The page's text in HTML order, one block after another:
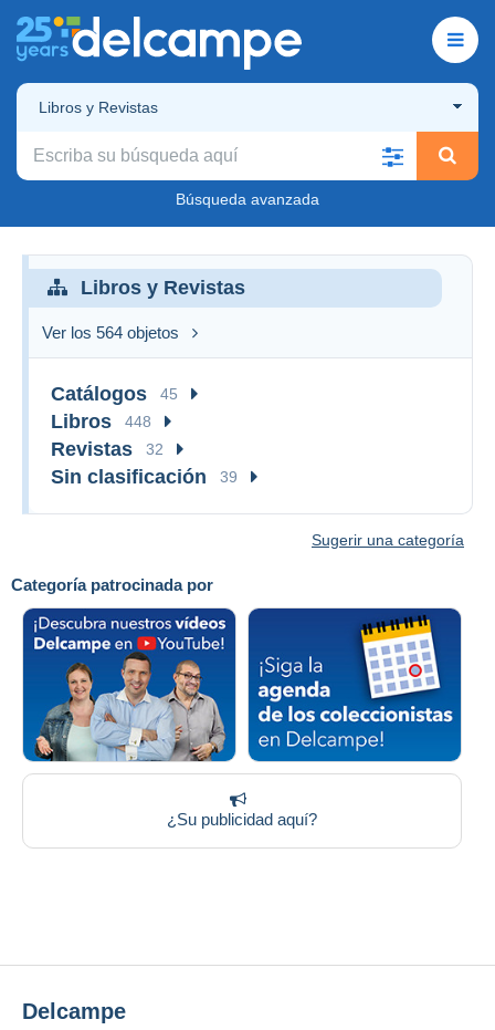
Libros y Revistas
Búsqueda avanzada
Categoría patrocinada por
¿Su publicidad aquí?
Libros y Revistas
Ver los 564 objetos
Catálogos 45
Libros 448
Revistas 32
Sin clasificación 39
Sugerir una categoría
Delcampe